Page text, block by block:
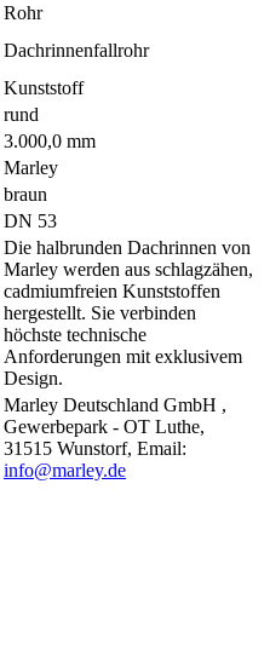
Rohr
Dachrinnenfallrohr
Kunststoff
rund
3.000,0 mm
Marley
braun
DN 53
Die halbrunden Dachrinnen von
Marley werden aus schlagzähen,
cadmiumfreien Kunststoffen
hergestellt. Sie verbinden
höchste technische
Anforderungen mit exklusivem
Design.
Marley Deutschland GmbH ,
Gewerbepark - OT Luthe,
31515 Wunstorf, Email:
info@marley.de